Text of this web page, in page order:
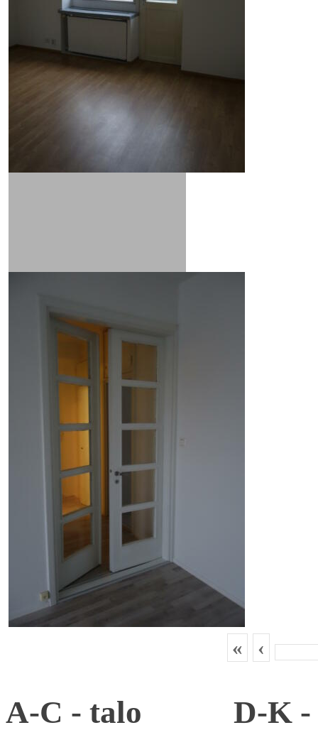
« ‹
A-C - talo D-K -